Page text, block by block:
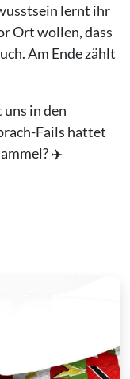
lernt ihr
Ort wollen, dass
Am Ende zählt
in den
Fails hattet
✈️